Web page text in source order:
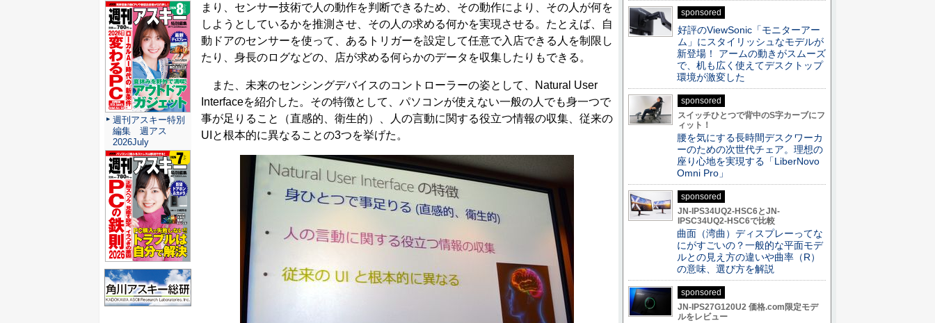
まり、センサー技術で人の動作を判断できるため、その動作により、その人が何を
しようとしているかを推測させ、その人の求める何かを実現させる。たとえば、自
動ドアのセンサーを使って、あるトリガーを設定して任意で入店できる人を制限し
たり、身長のログなどの、店が求める何らかのデータを収集したりもできる。
また、未来のセンシングデバイスのコントローラーの姿として、Natural User
Interfaceを紹介した。その特徴として、パソコンが使えない一般の人でも身一つで
事が足りること（直感的、衛生的）、人の言動に関する役立つ情報の収集、従来の
UIと根本的に異なることの3つを挙げた。
週刊アスキー特別
編集 週アス
2026July
sponsored
好評のViewSonic「モニターアー
ム」にスタイリッシュなモデルが
新登場！ アームの動きがスムーズ
で、机も広く使えてデスクトップ
環境が激変した
sponsored
スイッチひとつで背中のS字カーブにフ
ィット！
腰を気にする長時間デスクワーカ
ーのための次世代チェア。理想の
座り心地を実現する「LiberNovo
Omni Pro」
sponsored
JN-IPS34UQ2-HSC6とJN-
IPSC34UQ2-HSC6で比較
曲面（湾曲）ディスプレーってな
にがすごいの？一般的な平面モデ
ルとの見え方の違いや曲率（R）
の意味、選び方を解説
sponsored
JN-IPS27G120U2 価格.com限定モデ
ルをレビュー